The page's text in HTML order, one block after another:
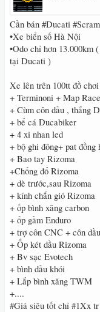
Cần bán #Ducati
•Xe biển số Hà Nội
•Odo chỉ hơn 13.000km
tại Ducati )
Xe lên trên 100tt đồ
+ Terminoni + Map Race
+ Cùm côn dầu , thắng
+ bể cá Ducabiker
+ 4 xi nhan led
+ bộ ghi đông+ pat đồng
+ Bao tay Rizoma
+Chống đổ Rizoma
+ dè trước,sau Rizoma
+ kính chắn gió Rizoma
+ ốp bình xăng carbon
+ ốp gầm Enduro
+ trợ côn CNC + côn dầu
+ Ốp két dầu Rizoma
+ Bv sạc Evotech
+ bình dầu khói
+ Lắp bình xăng TWM
+....
#Giá siêu tốt chỉ #1Xx